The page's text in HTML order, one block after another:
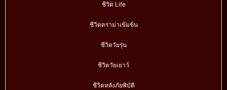
ชีวิต Life
ชีวิตดราม่าเข้มข้น
ชีวิตวัยรุ่น
ชีวิตวัยเยาว์
ชีวิตหลังภัยพิบัติ